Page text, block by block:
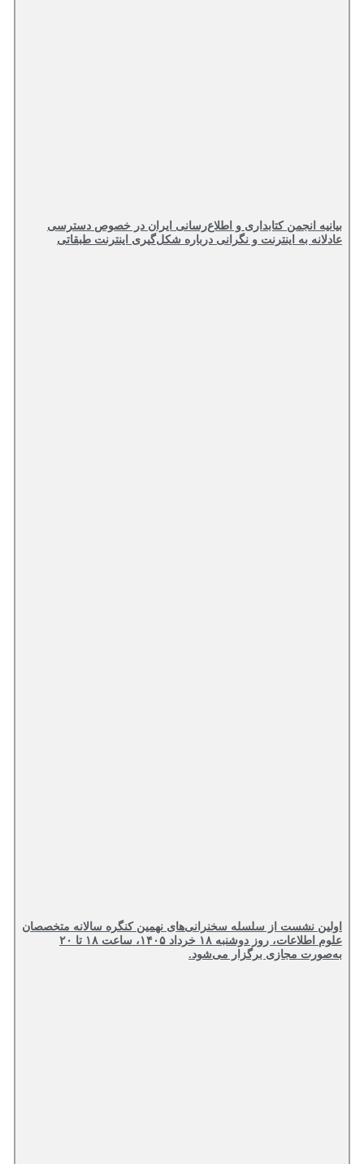
بیانیه انجمن کتابداری و اطلاع‌رسانی ایران در خصوص دسترسی
عادلانه به اینترنت و نگرانی درباره شکل‌گیری اینترنت طبقاتی
اولین نشست از سلسله سخنرانی‌های نهمین کنگره سالانه متخصصان
علوم اطلاعات، روز دوشنبه ۱۸ خرداد ۱۴۰۵، ساعت ۱۸ تا ۲۰
به‌صورت مجازی برگزار می‌شود.